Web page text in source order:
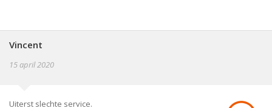
Vincent
15 april 2020
Uiterst slechte service.